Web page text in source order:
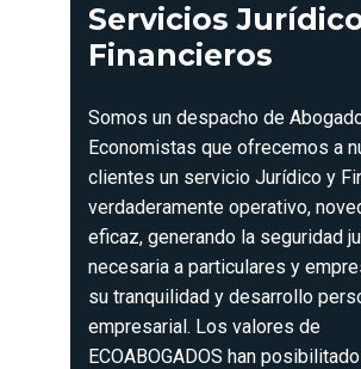
Servicios
Financieros
Somos un despacho de
Economistas que ofrecemos a
clientes un servicio Jurídico y
verdaderamente operativo,
eficaz, generando la seguridad
necesaria a particulares y
su tranquilidad y desarrollo
empresarial. Los valores de
ECOABOGADOS han